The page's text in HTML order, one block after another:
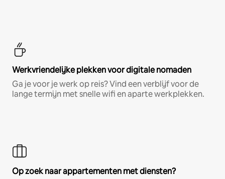
Werkvriendelijke plekken voor digitale nomaden
Ga je voor je werk op reis? Vind een verblijf voor de
lange termijn met snelle wifi en aparte werkplekken.
Op zoek naar appartementen met diensten?